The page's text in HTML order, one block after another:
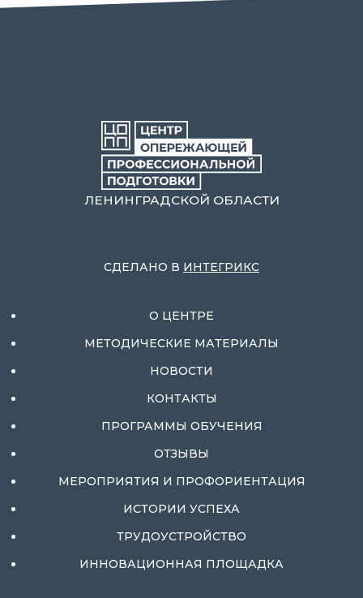
ЛЕНИНГРАДСКОЙ ОБЛАСТИ
СДЕЛАНО В ИНТЕГРИКС
О ЦЕНТРЕ
МЕТОДИЧЕСКИЕ МАТЕРИАЛЫ
НОВОСТИ
КОНТАКТЫ
ПРОГРАММЫ ОБУЧЕНИЯ
ОТЗЫВЫ
МЕРОПРИЯТИЯ И ПРОФОРИЕНТАЦИЯ
ИСТОРИИ УСПЕХА
ТРУДОУСТРОЙСТВО
ИННОВАЦИОННАЯ ПЛОЩАДКА